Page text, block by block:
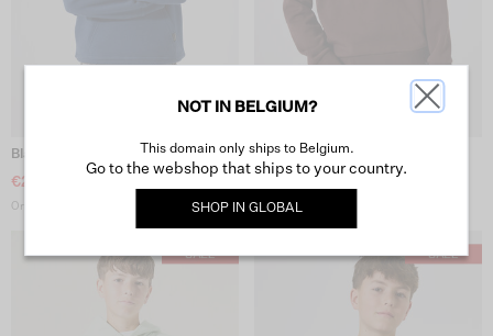
Blauwe Hoodie
€25.-
Originele prijs: €49.99
Bruine Hoodie
€25.-
Originele prijs: €49.99
NOT IN BELGIUM?
This domain only ships to Belgium.
Go to the webshop that ships to your country.
SHOP IN GLOBAL